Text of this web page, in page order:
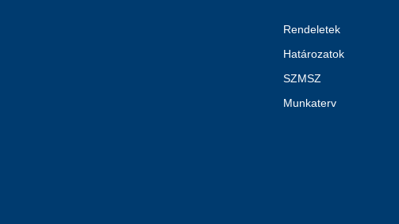
Rendeletek
Határozatok
SZMSZ
Munkaterv